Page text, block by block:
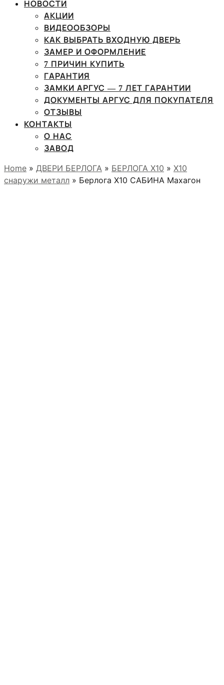
НОВОСТИ
АКЦИИ
ВИДЕООБЗОРЫ
КАК ВЫБРАТЬ ВХОДНУЮ ДВЕРЬ
ЗАМЕР И ОФОРМЛЕНИЕ
7 ПРИЧИН КУПИТЬ
ГАРАНТИЯ
ЗАМКИ АРГУС — 7 ЛЕТ ГАРАНТИИ
ДОКУМЕНТЫ АРГУС ДЛЯ ПОКУПАТЕЛЯ
ОТЗЫВЫ
КОНТАКТЫ
О НАС
ЗАВОД
Home » ДВЕРИ БЕРЛОГА » БЕРЛОГА Х10 » X10
снаружи металл » Берлога Х10 САБИНА Махагон